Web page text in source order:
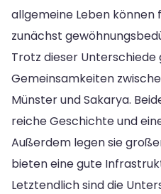
allgemeine Leben können
zunächst
Trotz dieser Unterschiede
Gemeinsamkeiten
Münster und Sakarya.
reiche Geschichte und
Außerdem legen sie
bieten eine gute
Letztendlich sind die